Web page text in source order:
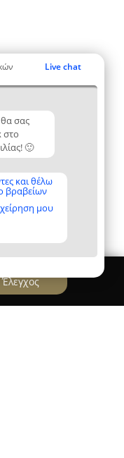
Live chat
σας
στο
🙂
και θέλω
βραβείων
μου
Έλεγχος